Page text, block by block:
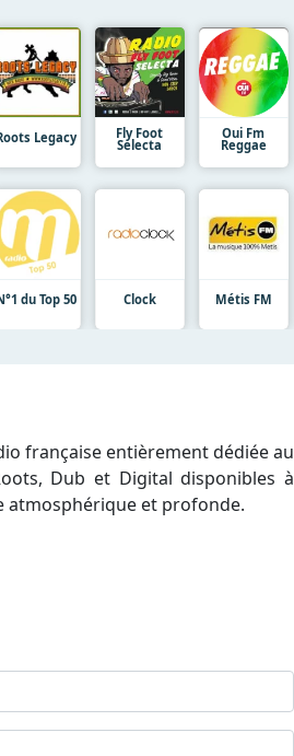
Legacy Fly Foot
Selecta
Oui Fm
Reggae
du Top 50 Clock Métis FM
française entièrement dédiée au
Dub et Digital disponibles à
atmosphérique et profonde.